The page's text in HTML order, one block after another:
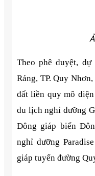
Theo phê duyệt,
Ráng, TP. Quy
đất liền quy mô
du lịch nghỉ dưỡng
Đông giáp biển
nghỉ dưỡng
giáp tuyến đường